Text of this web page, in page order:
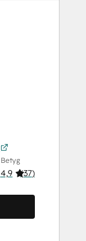
Betyg
4,9 (37)